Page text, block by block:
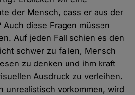
der Mensch, dass er aus der
diese Fragen müssen
Auf jeden Fall schien es den
schwer zu fallen, Mensch
zu denken und ihm kraft
Ausdruck zu verleihen.
unrealistisch vorkommen, wird